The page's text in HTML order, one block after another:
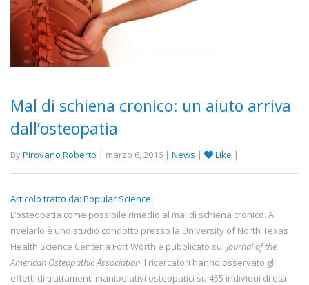
Mal di schiena cronico: un aiuto arriva
dall’osteopatia
ByPirovano Roberto | marzo 6, 2016 | News | Like |
Articolo tratto da: Popular Science
L’osteopatia come possibile rimedio al mal di schiena cronico. A
rivelarlo è uno studio condotto presso la University of North Texas
Health Science Center a Fort Worth e pubblicato sul Journal of the
American Osteopathic Association. I ricercatori hanno osservato gli
effetti di trattamenti manipolativi osteopatici su 455 individui di età